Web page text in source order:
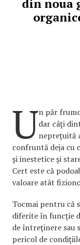
din noua
Un păr
dar câţi
nepreţuită
confruntă deja cu
şi inestetice şi
Cert este că
valoare atât
Tocmai pentru că
diferite în funcţie
de întreţinere sau
pericol de